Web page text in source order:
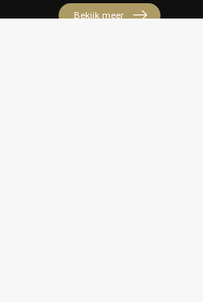
Bekijk meer